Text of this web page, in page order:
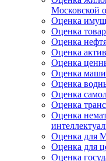
Московской
Оценка
Оценка
Оценка
Оценка
Оценка
Оценка
Оценка
Оценка
Оценка
Оценка
Оценка для
Оценка для
Оценка